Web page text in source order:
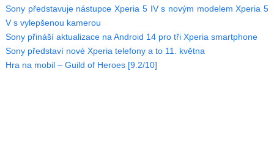
Sony představuje nástupce Xperia 5 IV s novým modelem Xperia 5
V s vylepšenou kamerou
Sony přináší aktualizace na Android 14 pro tři Xperia smartphone
Sony představí nové Xperia telefony a to 11. května
Hra na mobil – Guild of Heroes [9.2/10]